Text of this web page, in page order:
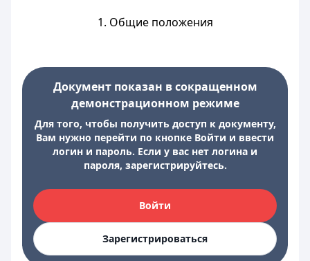
1. Общие положения
Документ показан в сокращенном
демонстрационном режиме
Для того, чтобы получить доступ к документу,
Вам нужно перейти по кнопке Войти и ввести
логин и пароль. Если у вас нет логина и
пароля, зарегистрируйтесь.
Войти
Зарегистрироваться